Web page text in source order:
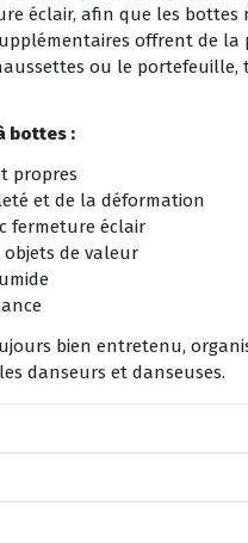
éclair, afin que les
offrent de la
ou le
bottes :
propres
et de la déformation
fermeture éclair
objets de valeur
bien entretenu,
danseurs et danseuses.